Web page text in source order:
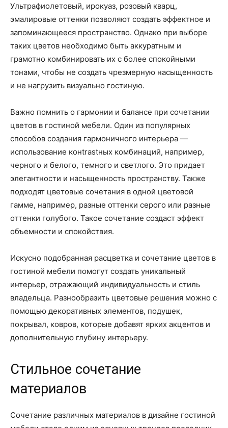
Ультрафиолетовый, ирокуаз, розовый кварц,
эмалировые оттенки позволяют создать эффектное и
запоминающееся пространство. Однако при выборе
таких цветов необходимо быть аккуратным и
грамотно комбинировать их с более спокойными
тонами, чтобы не создать чрезмерную насыщенность
и не нагрузить визуально гостиную.
Важно помнить о гармонии и балансе при сочетании
цветов в гостиной мебели. Один из популярных
способов создания гармоничного интерьера —
использование конtrastных комбинаций, например,
черного и белого, темного и светлого. Это придает
элегантности и насыщенность пространству. Также
подходят цветовые сочетания в одной цветовой
гамме, например, разные оттенки серого или разные
оттенки голубого. Такое сочетание создаст эффект
объемности и спокойствия.
Искусно подобранная расцветка и сочетание цветов в
гостиной мебели помогут создать уникальный
интерьер, отражающий индивидуальность и стиль
владельца. Разнообразить цветовые решения можно с
помощью декоративных элементов, подушек,
покрывал, ковров, которые добавят ярких акцентов и
дополнительную глубину интерьеру.
Стильное сочетание
материалов
Сочетание различных материалов в дизайне гостиной